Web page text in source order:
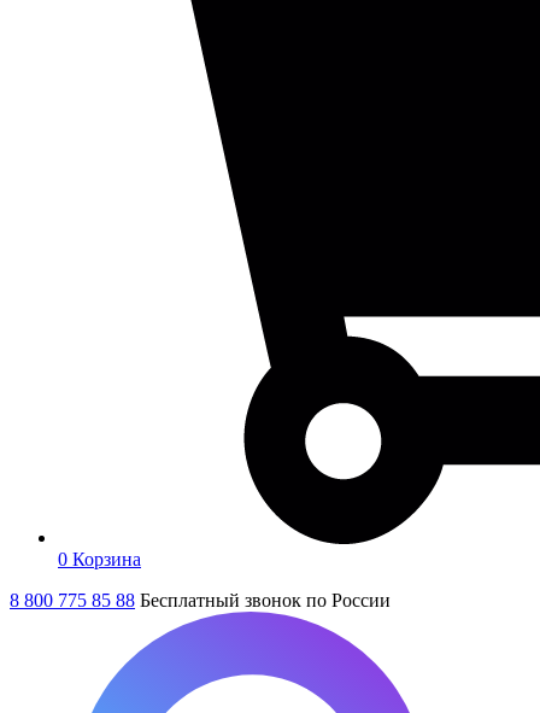
0 Корзина
8 800 775 85 88 Бесплатный звонок по России